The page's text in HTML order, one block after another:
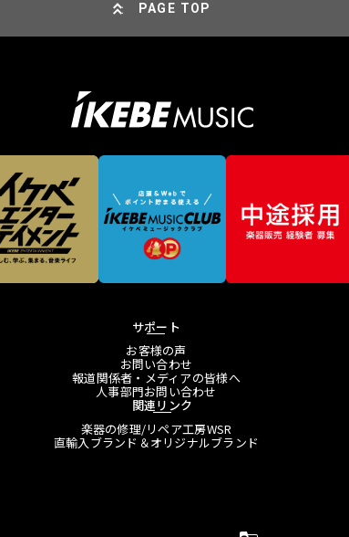
PAGE TOP
サポート
お客様の声
お問い合わせ
報道関係者・メディアの皆様へ
人事部門お問い合わせ
関連リンク
楽器の修理/リペア工房WSR
直輸入ブランド＆オリジナルブランド